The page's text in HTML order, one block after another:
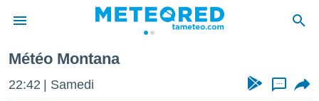
Météo Montana
22:42 Samedi ...